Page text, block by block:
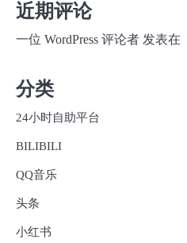
近期评论
一位 WordPress 评论者 发表在
分类
24小时自助平台
BILIBILI
QQ音乐
头条
小红书